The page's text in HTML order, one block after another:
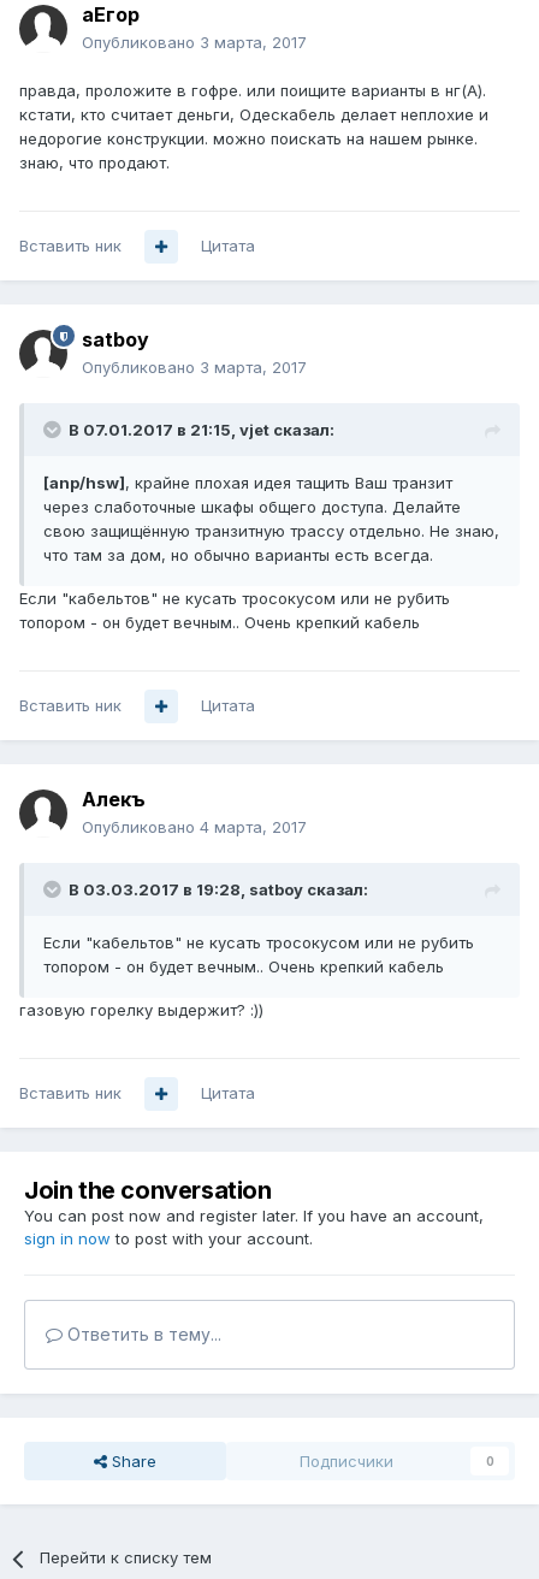
aЕгор
Опубликовано 3 марта, 2017
правда, проложите в гофре. или поищите варианты в нг(А).
кстати, кто считает деньги, Одескабель делает неплохие и
недорогие конструкции. можно поискать на нашем рынке.
знаю, что продают.
Вставить ник Цитата
satboy
Опубликовано 3 марта, 2017
В 07.01.2017 в 21:15, vjet сказал:
[anp/hsw], крайне плохая идея тащить Ваш транзит
через слаботочные шкафы общего доступа. Делайте
свою защищённую транзитную трассу отдельно. Не знаю,
что там за дом, но обычно варианты есть всегда.
Если "кабельтов" не кусать тросокусом или не рубить
топором - он будет вечным.. Очень крепкий кабель
Вставить ник Цитата
Алекъ
Опубликовано 4 марта, 2017
В 03.03.2017 в 19:28, satboy сказал:
Если "кабельтов" не кусать тросокусом или не рубить
топором - он будет вечным.. Очень крепкий кабель
газовую горелку выдержит? :))
Вставить ник Цитата
Join the conversation
You can post now and register later. If you have an account,
sign in now to post with your account.
Ответить в тему...
Share Подписчики 0
Перейти к списку тем